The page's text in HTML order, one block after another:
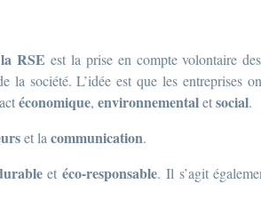
RSE est la prise en compte volontaire
la société. L’idée est que les entreprises
économique, environnementaletsocial.
et la communication.
etéco-responsable. Il s’agit